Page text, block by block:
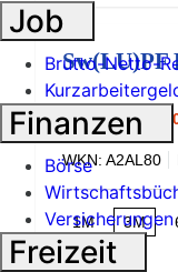
Sw(LU)PF
171,41
WKN: A2AL80
1M 3M
Job
Brutto-Netto-
Finanzen
Börse
Versicherungen
Freizeit